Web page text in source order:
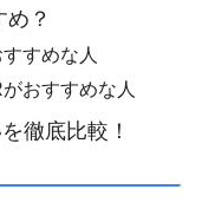
？
すめな人
おすすめな人
徹底比較！